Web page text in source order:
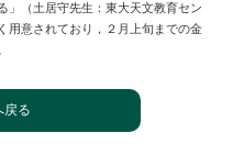
」（土居守先生：東大天文教育セン
用意されており，２月上旬までの金
戻る